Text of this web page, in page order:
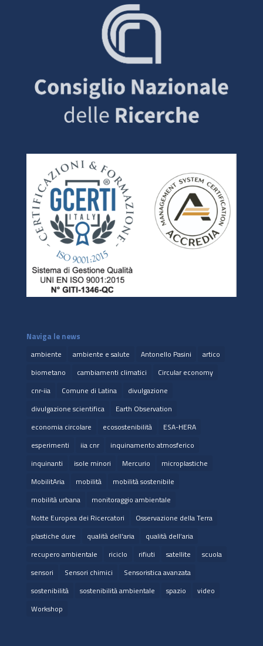
Naviga le news
ambiente ambiente e salute Antonello Pasini
artico
biometano
cambiamenti climatici
Circular economy
cnr-iia
Comune di Latina
divulgazione
divulgazione scientifica
Earth Observation
economia circolare
ecosostenibilità
ESA-HERA
esperimenti
iia cnr
inquinamento atmosferico
inquinanti
isole minori Mercurio
microplastiche
MobilitAria
mobilità
mobilità sostenibile
mobilità urbana
monitoraggio ambientale
Notte Europea dei Ricercatori
Osservazione della Terra
plastiche dure
qualità dell'aria
qualità dell’aria
recupero ambientale
riciclo rifiuti satellite
scuola
sensori
Sensori chimici
Sensoristica avanzata
sostenibilità
sostenibilità ambientale spazio
video
Workshop